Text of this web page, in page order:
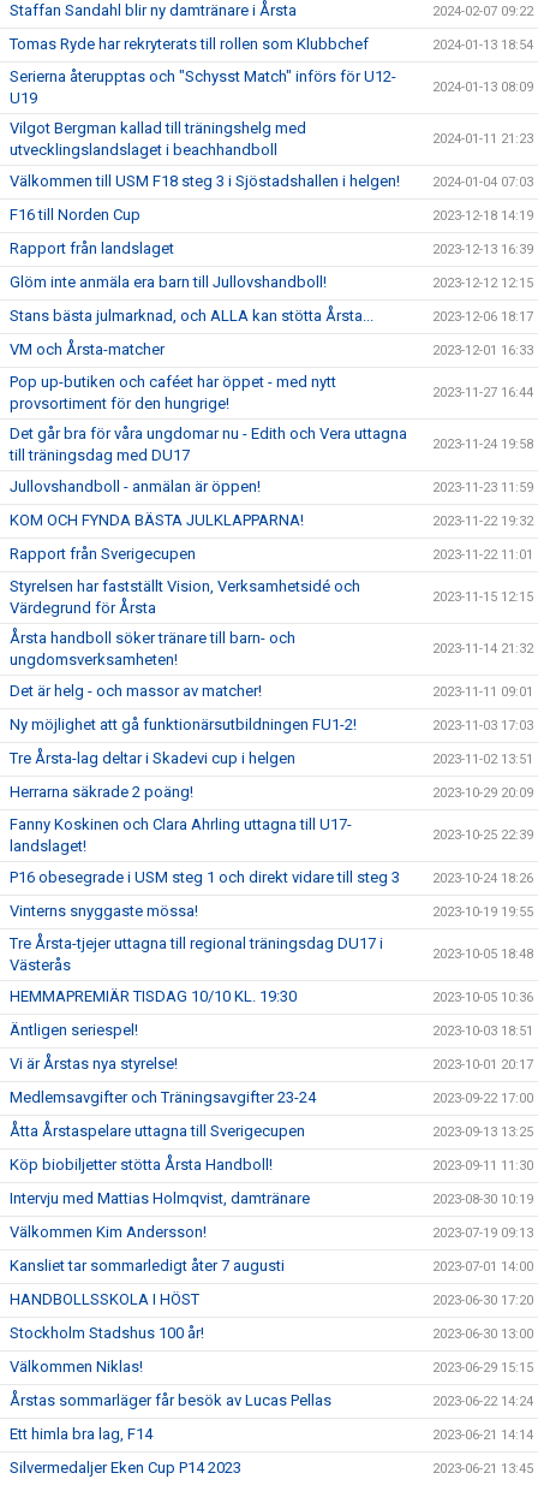
Staffan Sandahl blir ny damtränare i Årsta 2024-02-07 09:22
Tomas Ryde har rekryterats till rollen som Klubbchef 2024-01-13 18:54
Serierna återupptas och "Schysst Match" införs för U12-
U19
2024-01-13 08:09
Vilgot Bergman kallad till träningshelg med
utvecklingslandslaget i beachhandboll
2024-01-11 21:23
Välkommen till USM F18 steg 3 i Sjöstadshallen i helgen! 2024-01-04 07:03
F16 till Norden Cup 2023-12-18 14:19
Rapport från landslaget 2023-12-13 16:39
Glöm inte anmäla era barn till Jullovshandboll! 2023-12-12 12:15
Stans bästa julmarknad, och ALLA kan stötta Årsta... 2023-12-06 18:17
VM och Årsta-matcher 2023-12-01 16:33
Pop up-butiken och caféet har öppet - med nytt
provsortiment för den hungrige!
2023-11-27 16:44
Det går bra för våra ungdomar nu - Edith och Vera uttagna
till träningsdag med DU17
2023-11-24 19:58
Jullovshandboll - anmälan är öppen! 2023-11-23 11:59
KOM OCH FYNDA BÄSTA JULKLAPPARNA! 2023-11-22 19:32
Rapport från Sverigecupen 2023-11-22 11:01
Styrelsen har fastställt Vision, Verksamhetsidé och
Värdegrund för Årsta
2023-11-15 12:15
Årsta handboll söker tränare till barn- och
ungdomsverksamheten!
2023-11-14 21:32
Det är helg - och massor av matcher! 2023-11-11 09:01
Ny möjlighet att gå funktionärsutbildningen FU1-2! 2023-11-03 17:03
Tre Årsta-lag deltar i Skadevi cup i helgen 2023-11-02 13:51
Herrarna säkrade 2 poäng! 2023-10-29 20:09
Fanny Koskinen och Clara Ahrling uttagna till U17-
landslaget!
2023-10-25 22:39
P16 obesegrade i USM steg 1 och direkt vidare till steg 3 2023-10-24 18:26
Vinterns snyggaste mössa! 2023-10-19 19:55
Tre Årsta-tjejer uttagna till regional träningsdag DU17 i
Västerås
2023-10-05 18:48
HEMMAPREMIÄR TISDAG 10/10 KL. 19:30 2023-10-05 10:36
Äntligen seriespel! 2023-10-03 18:51
Vi är Årstas nya styrelse! 2023-10-01 20:17
Medlemsavgifter och Träningsavgifter 23-24 2023-09-22 17:00
Åtta Årstaspelare uttagna till Sverigecupen 2023-09-13 13:25
Köp biobiljetter stötta Årsta Handboll! 2023-09-11 11:30
Intervju med Mattias Holmqvist, damtränare 2023-08-30 10:19
Välkommen Kim Andersson! 2023-07-19 09:13
Kansliet tar sommarledigt åter 7 augusti 2023-07-01 14:00
HANDBOLLSSKOLA I HÖST 2023-06-30 17:20
Stockholm Stadshus 100 år! 2023-06-30 13:00
Välkommen Niklas! 2023-06-29 15:15
Årstas sommarläger får besök av Lucas Pellas 2023-06-22 14:24
Ett himla bra lag, F14 2023-06-21 14:14
Silvermedaljer Eken Cup P14 2023 2023-06-21 13:45